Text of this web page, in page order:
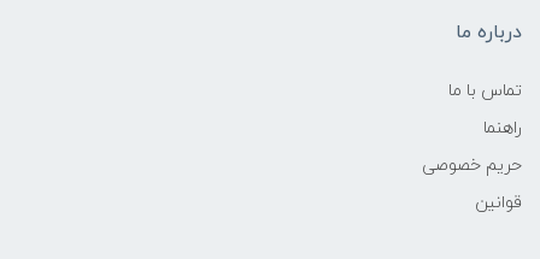
درباره ما
تماس با ما
راهنما
حریم خصوصی
قوانین